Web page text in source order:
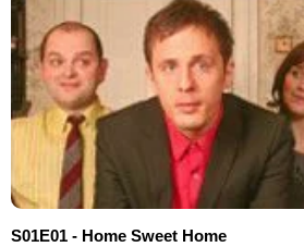
S01E01 - Home Sweet Home